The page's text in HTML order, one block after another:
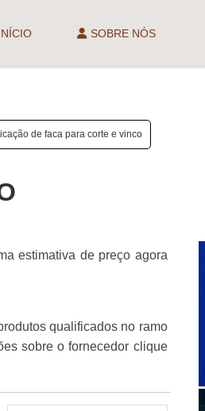
SOBRE NÓS
de faca para corte e vinco
estimativa de preço agora
qualificados no ramo
sobre o fornecedor clique